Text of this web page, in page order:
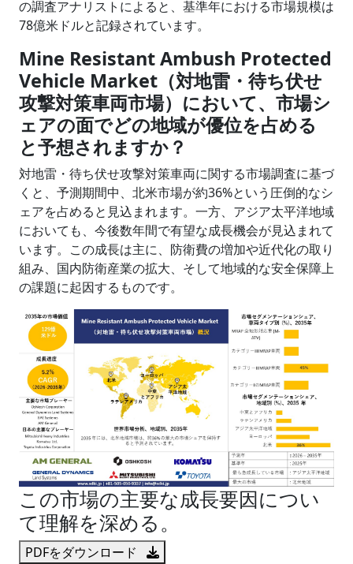
の調査アナリストによると、基準年における市場規模は
78億米ドルと記録されています。
Mine Resistant Ambush Protected
Vehicle Market（対地雷・待ち伏せ
攻撃対策車両市場）において、市場シ
ェアの面でどの地域が優位を占める
と予想されますか？
対地雷・待ち伏せ攻撃対策車両に関する市場調査に基づ
くと、予測期間中、北米市場が約36%という圧倒的なシ
ェアを占めると見込まれます。一方、アジア太平洋地域
においても、今後数年間で有望な成長機会が見込まれて
います。この成長は主に、防衛費の増加や近代化の取り
組み、国内防衛産業の拡大、そして地域的な安全保障上
の課題に起因するものです。
この市場の主要な成長要因につい
て理解を深める。
PDFをダウンロード